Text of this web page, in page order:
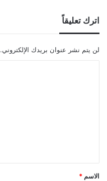
اترك تعليقاً
لن يتم نشر عنوان بريدك الإلكتروني.
*
الاسم *